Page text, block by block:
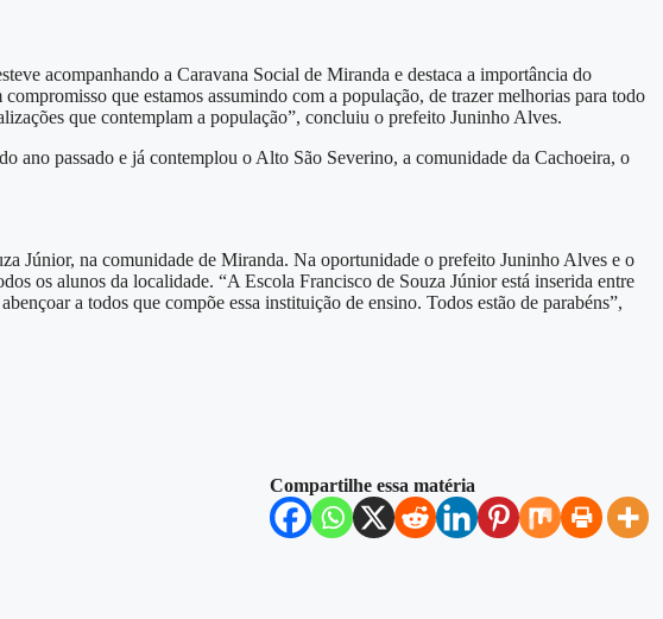
acompanhando a Caravana Social de Miranda e destaca a importância do
que estamos assumindo com a população, de trazer melhorias para todo
que contemplam a população”, concluiu o prefeito Juninho Alves.
ano passado e já contemplou o Alto São Severino, a comunidade da Cachoeira, o
Júnior, na comunidade de Miranda. Na oportunidade o prefeito Juninho Alves e o
os alunos da localidade. “A Escola Francisco de Souza Júnior está inserida entre
a todos que compõe essa instituição de ensino. Todos estão de parabéns”,
Compartilhe essa matéria